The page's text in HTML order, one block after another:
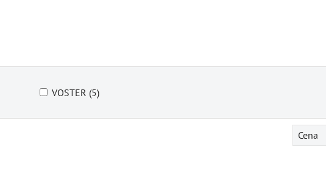
VOSTER (5)
Cena